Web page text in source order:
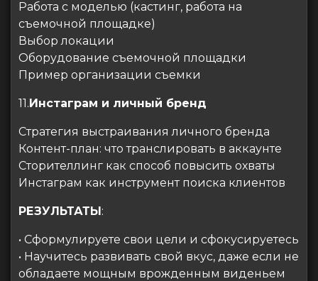
Работа с моделью (кастинг, работа на
съемочной площадке)
Выбор локации
Оборудование съемочной площадки
Пример организации съемки
11.Инстаграм и личный бренд
Стратегия выстраивания личного бренда
Контент-план: что транслировать в аккаунте
Сторителлинг как способ повысить охваты
Инстаграм как инструмент поиска клиентов
РЕЗУЛЬТАТЫ:
• Сформулируете свои цели и сфокусируетесь
• Научитесь развивать свой вкус, даже если не
обладаете мощным врожденным виденьем